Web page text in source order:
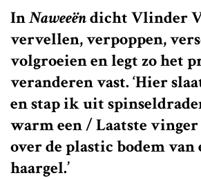
InNaweeëndicht Vlinder
vervellen, verpoppen,
volgroeien en legt zo het
veranderen vast. ‘Hier
en stap ik uit
warm een / Laatste
over de plastic bodem van
haargel.’